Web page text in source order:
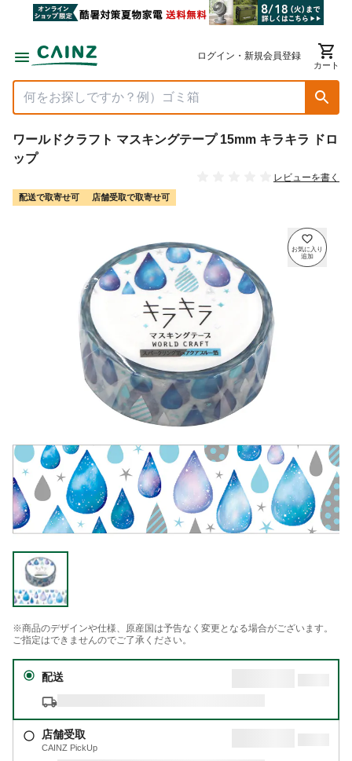
ログイン・新規会員登録
カート
ワールドクラフト マスキングテープ 15mm キラキラ ドロ
ップ
レビューを書く
配送で取寄せ可 店舗受取で取寄せ可
※商品のデザインや仕様、原産国は予告なく変更となる場合がございます。
ご指定はできませんのでご了承ください。
配送
店舗受取
CAINZ PickUp